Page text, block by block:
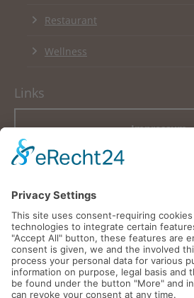
Restaurant
Wellness
Links
Impressum
Newsletter
English Version